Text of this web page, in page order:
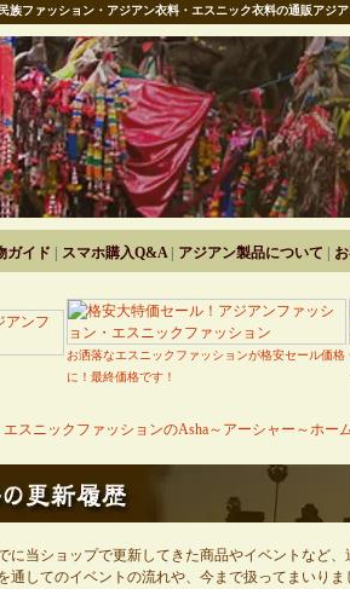
ファッション・アジアン衣料・エスニック衣料の通販アジ
ガイド スマホ購入Q&A| アジアン製品について
お洒落なエスニックファッションが格安セール価格
に！最終価格です！
スニックファッションのAsha～アーシャー～ホー
に当ショップで更新してきた商品やイベントなど、
通してのイベントの流れや、今まで扱ってまいり